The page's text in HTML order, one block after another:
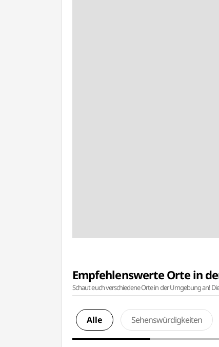
Empfehlenswerte Orte in
Schaut euch verschiedene Orte in der Umgebung an!
Alle Sehenswürdigkeiten